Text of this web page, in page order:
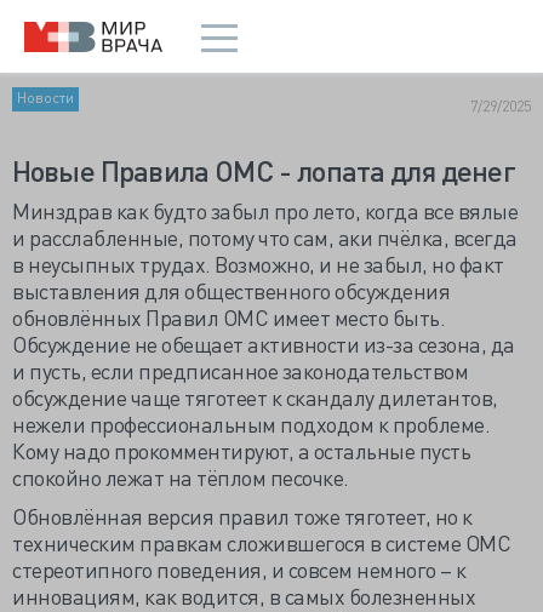
Новости 7/29/2025
Новые Правила ОМС - лопата для денег
Минздрав как будто забыл про лето, когда все вялые
и расслабленные, потому что сам, аки пчёлка, всегда
в неусыпных трудах. Возможно, и не забыл, но факт
выставления для общественного обсуждения
обновлённых Правил ОМС имеет место быть.
Обсуждение не обещает активности из-за сезона, да
и пусть, если предписанное законодательством
обсуждение чаще тяготеет к скандалу дилетантов,
нежели профессиональным подходом к проблеме.
Кому надо прокомментируют, а остальные пусть
спокойно лежат на тёплом песочке.
Обновлённая версия правил тоже тяготеет, но к
техническим правкам сложившегося в системе ОМС
стереотипного поведения, и совсем немного – к
инновациям, как водится, в самых болезненных